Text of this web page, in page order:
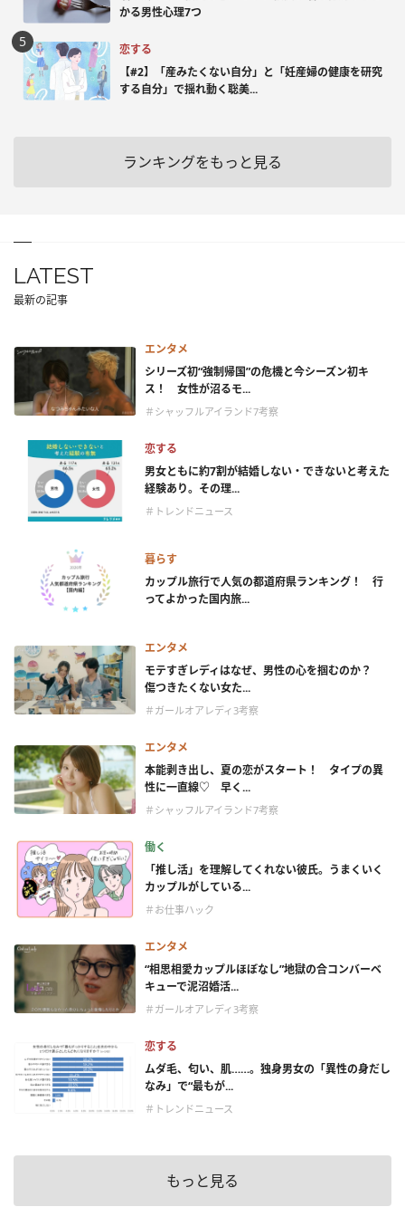
かる男性心理7つ
恋する
【#2】「産みたくない自分」と「妊産婦の健康を研究
する自分」で揺れ動く聡美...
ランキングをもっと見る
LATEST
最新の記事
エンタメ
シリーズ初“強制帰国”の危機と今シーズン初キ
ス！ 女性が沼るモ...
＃シャッフルアイランド7考察
恋する
男女ともに約7割が結婚しない・できないと考えた
経験あり。その理...
＃トレンドニュース
暮らす
カップル旅行で人気の都道府県ランキング！ 行
ってよかった国内旅...
エンタメ
モテすぎレディはなぜ、男性の心を掴むのか？
傷つきたくない女た...
＃ガールオアレディ3考察
エンタメ
本能剥き出し、夏の恋がスタート！ タイプの異
性に一直線♡ 早く...
＃シャッフルアイランド7考察
働く
「推し活」を理解してくれない彼氏。うまくいく
カップルがしている...
＃お仕事ハック
エンタメ
“相思相愛カップルほぼなし”地獄の合コンバーベ
キューで泥沼婚活...
＃ガールオアレディ3考察
恋する
ムダ毛、匂い、肌……。独身男女の「異性の身だし
なみ」で“最もが...
＃トレンドニュース
もっと見る